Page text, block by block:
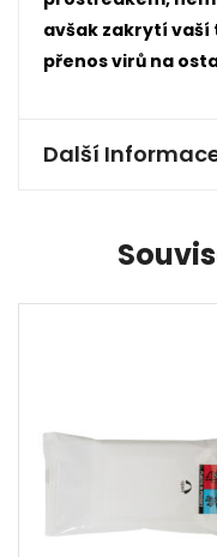
avšak zakrytí vaší
přenos virů na
Další